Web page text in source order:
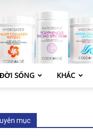
SỐNG KHÁC
mục